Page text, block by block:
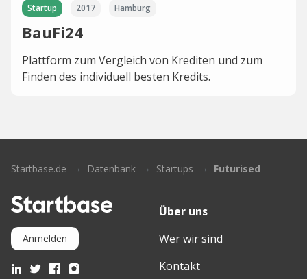
Startup 2017 Hamburg
BauFi24
Plattform zum Vergleich von Krediten und zum
Finden des individuell besten Kredits.
Startbase.de Datenbank Startups Futurised
Anmelden
Über uns
Wer wir sind
Kontakt